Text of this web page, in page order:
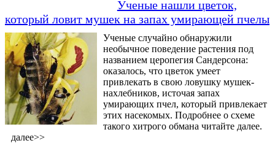
Ученые нашли цветок,
который ловит мушек на запах умирающей пчелы
Ученые случайно обнаружили
необычное поведение растения под
названием церопегия Сандерсона:
оказалось, что цветок умеет
привлекать в свою ловушку мушек-
нахлебников, источая запах
умирающих пчел, который привлекает
этих насекомых. Подробнее о схеме
такого хитрого обмана читайте далее.
далее>>